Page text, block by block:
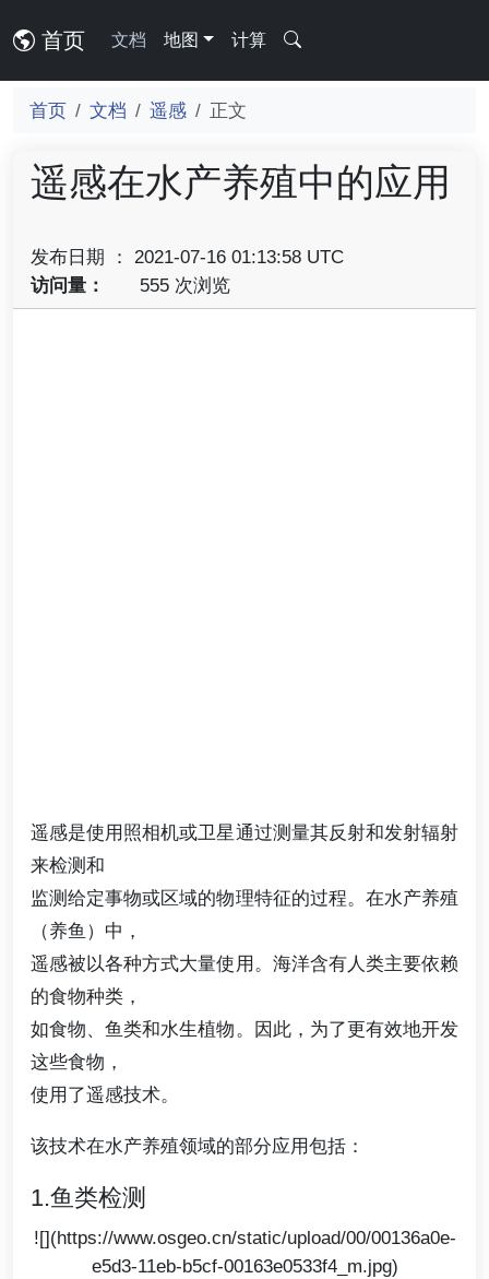
首页 文档 地图 计算
首页 文档 遥感 正文
遥感在水产养殖中的应用
发布日期 ： 2021-07-16 01:13:58 UTC
访问量：
555 次浏览
遥感是使用照相机或卫星通过测量其反射和发射辐射
来检测和
监测给定事物或区域的物理特征的过程。在水产养殖
（养鱼）中，
遥感被以各种方式大量使用。海洋含有人类主要依赖
的食物种类，
如食物、鱼类和水生植物。因此，为了更有效地开发
这些食物，
使用了遥感技术。
该技术在水产养殖领域的部分应用包括：
1.鱼类检测
![](https://www.osgeo.cn/static/upload/00/00136a0e-
e5d3-11eb-b5cf-00163e0533f4_m.jpg)